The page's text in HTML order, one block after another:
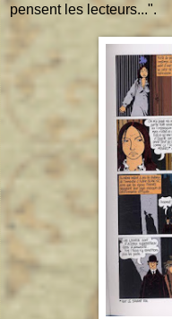
pensent les lecteurs...".